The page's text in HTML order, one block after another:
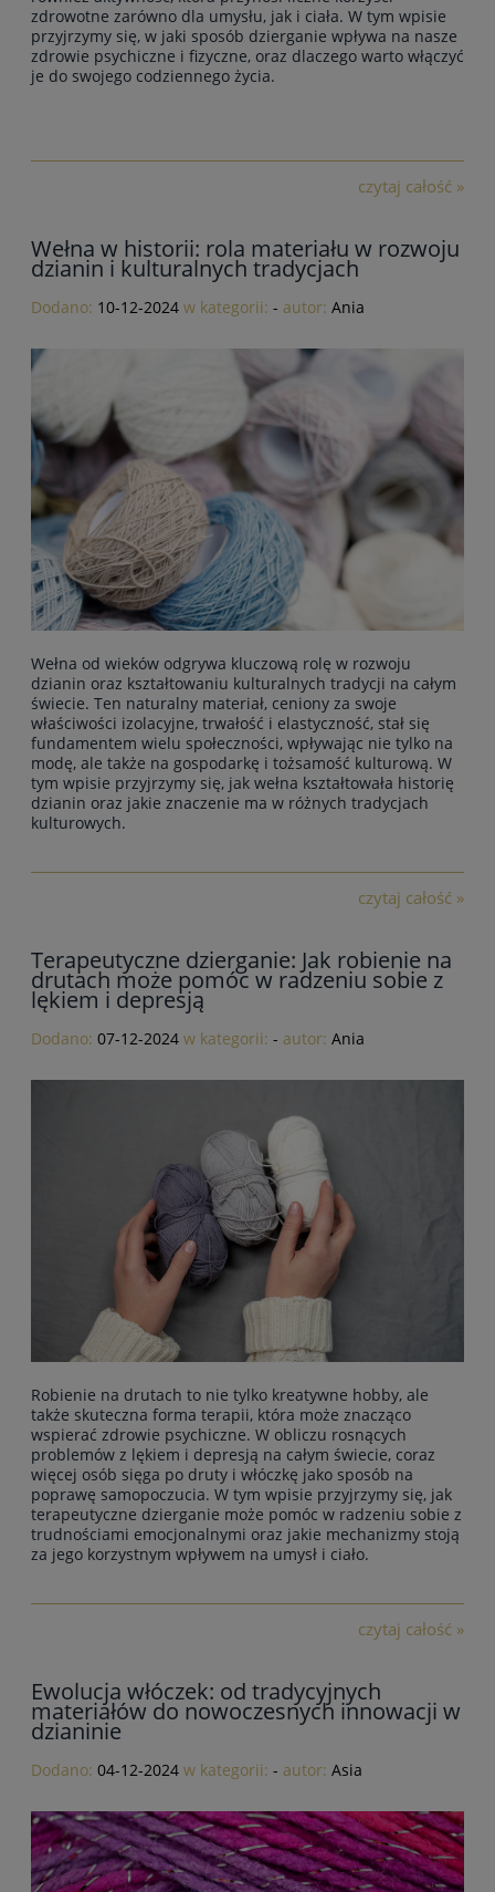
zdrowotne zarówno dla umysłu, jak i ciała. W tym wpisie
przyjrzymy się, w jaki sposób dzierganie wpływa na nasze
zdrowie psychiczne i fizyczne, oraz dlaczego warto włączyć
je do swojego codziennego życia.
czytaj całość »
Wełna w historii: rola materiału w rozwoju
dzianin i kulturalnych tradycjach
Dodano: 10-12-2024 w kategorii: - autor: Ania
Wełna od wieków odgrywa kluczową rolę w rozwoju
dzianin oraz kształtowaniu kulturalnych tradycji na całym
świecie. Ten naturalny materiał, ceniony za swoje
właściwości izolacyjne, trwałość i elastyczność, stał się
fundamentem wielu społeczności, wpływając nie tylko na
modę, ale także na gospodarkę i tożsamość kulturową. W
tym wpisie przyjrzymy się, jak wełna kształtowała historię
dzianin oraz jakie znaczenie ma w różnych tradycjach
kulturowych.
czytaj całość »
Terapeutyczne dzierganie: Jak robienie na
drutach może pomóc w radzeniu sobie z
lękiem i depresją
Dodano: 07-12-2024 w kategorii: - autor: Ania
Robienie na drutach to nie tylko kreatywne hobby, ale
także skuteczna forma terapii, która może znacząco
wspierać zdrowie psychiczne. W obliczu rosnących
problemów z lękiem i depresją na całym świecie, coraz
więcej osób sięga po druty i włóczkę jako sposób na
poprawę samopoczucia. W tym wpisie przyjrzymy się, jak
terapeutyczne dzierganie może pomóc w radzeniu sobie z
trudnościami emocjonalnymi oraz jakie mechanizmy stoją
za jego korzystnym wpływem na umysł i ciało.
czytaj całość »
Ewolucja włóczek: od tradycyjnych
materiałów do nowoczesnych innowacji w
dzianinie
Dodano: 04-12-2024 w kategorii: - autor: Asia